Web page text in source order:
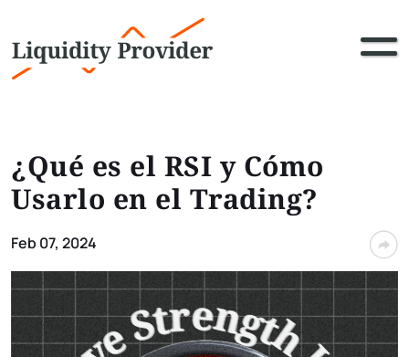
¿Qué es el RSI y Cómo
Usarlo en el Trading?
Feb 07, 2024